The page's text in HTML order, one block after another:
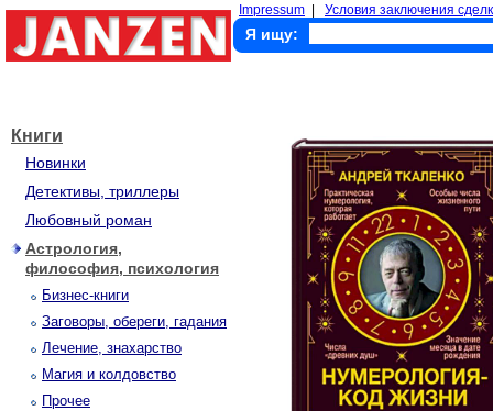
Impressum Условия заключения
Я ищу:
Книги
Новинки
Детективы, триллеры
Любовный роман
Астрология,
философия, психология
Бизнес-книги
Заговоры, обереги, гадания
Лечение, знахарство
Магия и колдовство
Прочее